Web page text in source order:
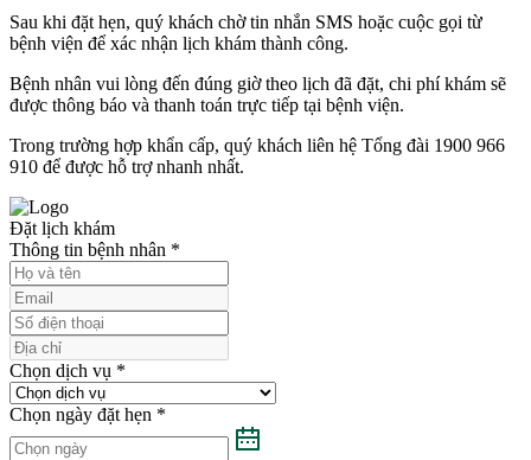
Sau khi đặt hẹn, quý khách chờ tin nhắn SMS hoặc cuộc gọi từ
bệnh viện để xác nhận lịch khám thành công.
Bệnh nhân vui lòng đến đúng giờ theo lịch đã đặt, chi phí khám sẽ
được thông báo và thanh toán trực tiếp tại bệnh viện.
Trong trường hợp khẩn cấp, quý khách liên hệ Tổng đài 1900 966
910 để được hỗ trợ nhanh nhất.
Đặt lịch khám
Thông tin bệnh nhân *
Chọn dịch vụ *
Chọn ngày đặt hẹn *